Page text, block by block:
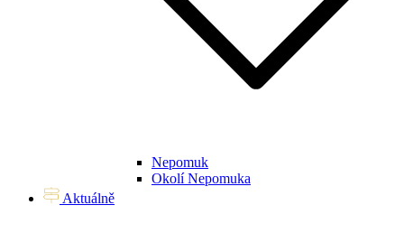
Nepomuk
Okolí Nepomuka
Aktuálně